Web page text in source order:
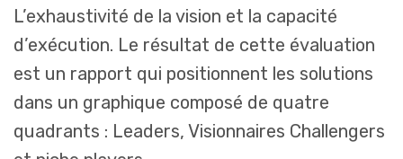
L’exhaustivité de la vision et la capacité
d’exécution. Le résultat de cette évaluation
est un rapport qui positionnent les solutions
dans un graphique composé de quatre
quadrants : Leaders, Visionnaires Challengers